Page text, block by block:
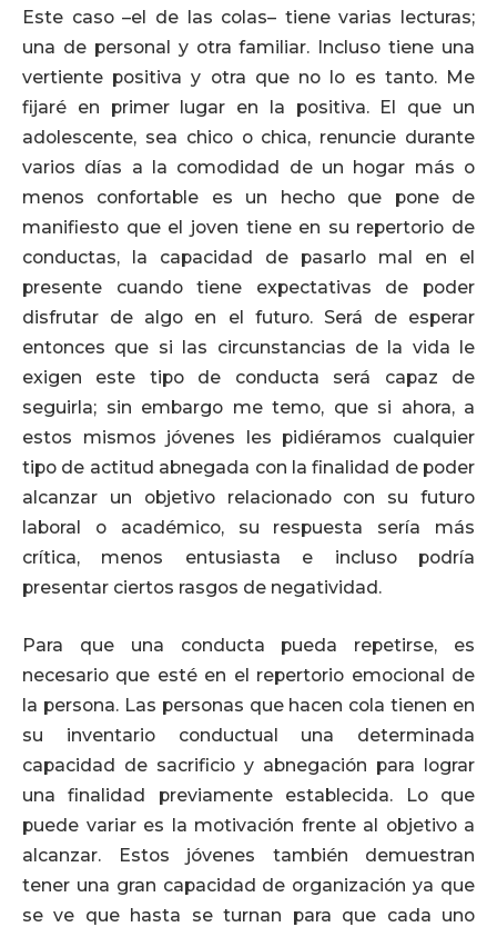
Este caso –el de las colas– tiene varias lecturas;
una de personal y otra familiar. Incluso tiene una
vertiente positiva y otra que no lo es tanto. Me
fijaré en primer lugar en la positiva. El que un
adolescente, sea chico o chica, renuncie durante
varios días a la comodidad de un hogar más o
menos confortable es un hecho que pone de
manifiesto que el joven tiene en su repertorio de
conductas, la capacidad de pasarlo mal en el
presente cuando tiene expectativas de poder
disfrutar de algo en el futuro. Será de esperar
entonces que si las circunstancias de la vida le
exigen este tipo de conducta será capaz de
seguirla; sin embargo me temo, que si ahora, a
estos mismos jóvenes les pidiéramos cualquier
tipo de actitud abnegada con la finalidad de poder
alcanzar un objetivo relacionado con su futuro
laboral o académico, su respuesta sería más
crítica, menos entusiasta e incluso podría
presentar ciertos rasgos de negatividad.
Para que una conducta pueda repetirse, es
necesario que esté en el repertorio emocional de
la persona. Las personas que hacen cola tienen en
su inventario conductual una determinada
capacidad de sacrificio y abnegación para lograr
una finalidad previamente establecida. Lo que
puede variar es la motivación frente al objetivo a
alcanzar. Estos jóvenes también demuestran
tener una gran capacidad de organización ya que
se ve que hasta se turnan para que cada uno